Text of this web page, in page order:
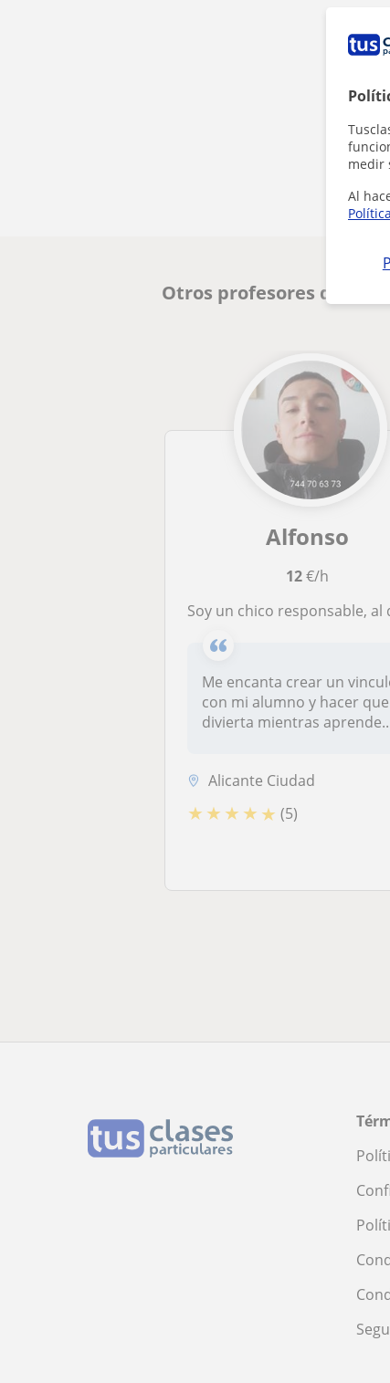
medir
Al
Otros profesores de
Alfonso
12€/h
Soy un chico responsable, al que le gusta enseñar y
Me encanta crear un
con mi alumno y hacer
divierta mientras
Alicante Ciudad
★ ★ ★ ★ ★ (5)